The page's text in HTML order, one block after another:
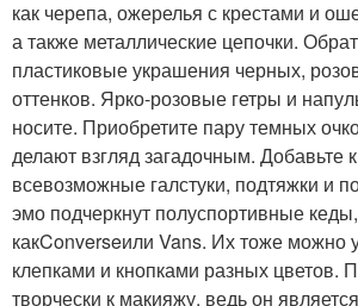
как черепа, ожерелья с крестами и
а также металлические цепочки.
пластиковые украшения черных,
оттенков. Ярко-розовые гетры и
носите. Приобретите пару темных
делают взгляд загадочным. Добавьте
всевозможные галстуки, подтяжки и
эмо подчеркнут полуспортивные
какConverseили Vans. Их тоже можно
клепками и кнопками разных цветов.
творчески к макияжу, ведь он